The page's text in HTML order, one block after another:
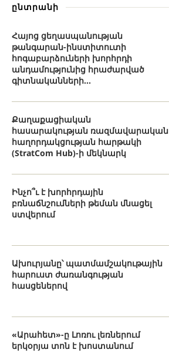
ընտրանի
Հայոց ցեղասպանության
թանգարան-ինստիտուտի
հոգաբարձուների խորհրդի
անդամությունից հրաժարված
գիտնականների...
Քաղաքացիական
հասարակության ռազմավարական
հաղորդակցության հարթակի
(StratCom Hub)-ի մեկնարկ
Ինչո՞ւ է խորհրդային
բռնաճնշումների թեման մնացել
ստվերում
Ախուրյանը՝ պատմամշակութային
հարուստ ժառանգության
հասցեներով
«Արահետ»-ը Լոռու լեռներում
երկօրյա տոն է խոստանում